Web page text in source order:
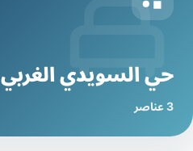
حي السويدي الغربي
3 عناصر